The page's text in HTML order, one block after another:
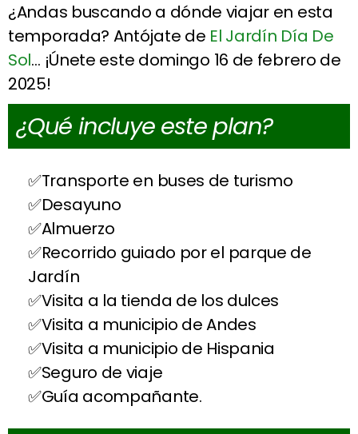
¿Andas buscando a dónde viajar en esta
temporada? Antójate de El Jardín Día De
Sol… ¡Únete este domingo 16 de febrero de
2025!
¿Qué incluye este plan?
Transporte en buses de turismo
Desayuno
Almuerzo
Recorrido guiado por el parque de
Jardín
Visita a la tienda de los dulces
Visita a municipio de Andes
Visita a municipio de Hispania
Seguro de viaje
Guía acompañante.